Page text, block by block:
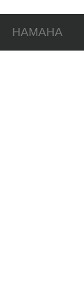
HAMAHA